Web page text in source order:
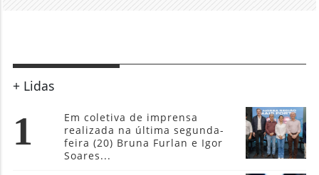
+ Lidas
1
Em coletiva de imprensa
realizada na última segunda-
feira (20) Bruna Furlan e Igor
Soares...